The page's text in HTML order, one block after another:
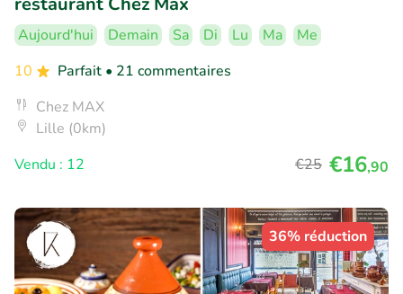
Aujourd'hui Demain Sa Di Lu Ma
Me
10
Parfait • 21 commentaires
Chez MAX
Lille (0km)
Vendu : 12
€25 €16,90
36% réduction